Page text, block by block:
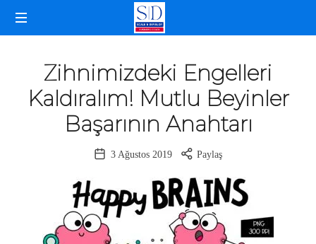
KOÇLUĞU
Zihnimizdeki Engelleri
Kaldıralım! Mutlu Beyinler
Başarının Anahtarı
3 Ağustos 2019 Paylaş